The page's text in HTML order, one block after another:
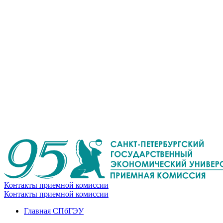
Контакты приемной комиссии
Контакты приемной комиссии
Главная СПбГЭУ